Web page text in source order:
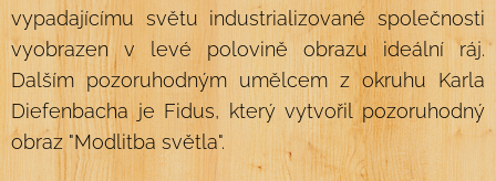
vypadajícímu světu industrializované společnosti
vyobrazen v levé polovině obrazu ideální ráj.
Dalším pozoruhodným umělcem z okruhu Karla
Diefenbacha je Fidus, který vytvořil pozoruhodný
obraz "Modlitba světla".